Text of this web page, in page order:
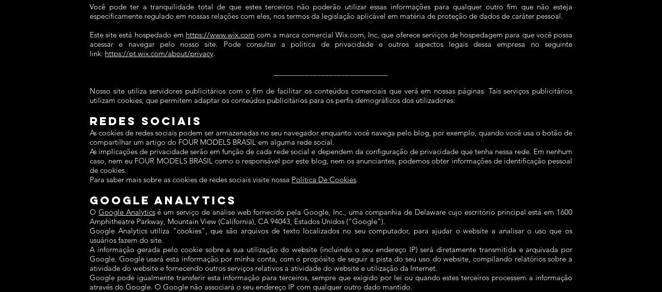
Você pode ter a tranquilidade total de que estes terceiros não poderão utilizar essas informações para qualquer outro fim que não esteja
especificamente regulado em nossas relações com eles, nos termos da legislação aplicável em matéria de proteção de dados de caráter pessoal.
Este site está hospedado em https://www.wix.com com a marca comercial Wix.com, Inc, que oferece serviços de hospedagem para que você possa
acessar e navegar pelo nosso site. Pode consultar a política de privacidade e outros aspectos legais dessa empresa no seguinte
link: https://pt.wix.com/about/privacy.
Nosso site utiliza servidores publicitários com o fim de facilitar os conteúdos comerciais que verá em nossas páginas. Tais serviços publicitários
utilizam cookies, que permitem adaptar os conteúdos publicitários para os perfis demográficos dos utilizadores:
Redes Sociais
As cookies de redes sociais podem ser armazenadas no seu navegador enquanto você navega pelo blog, por exemplo, quando você usa o botão de
compartilhar um artigo do FOUR MODELS BRASIL em alguma rede social.
As implicações de privacidade serão em função de cada rede social e dependem da configuração de privacidade que tenha nessa rede. Em nenhum
caso, nem eu FOUR MODELS BRASIL como o responsável por este blog, nem os anunciantes, podemos obter informações de identificação pessoal
de cookies.
Para saber mais sobre as cookies de redes sociais visite nossa Política De Cookies.
Google Analytics
O Google Analyticsé um serviço de análise web fornecido pela Google, Inc., uma companhia de Delaware cujo escritório principal está em 1600
Amphitheatre Parkway, Mountain View (California), CA 94043, Estados Unidos ("Google").
Google Analytics utiliza "cookies", que são arquivos de texto localizados no seu computador, para ajudar o website a analisar o uso que os
usuários fazem do site.
A informação gerada pelo cookie sobre a sua utilização do website (incluindo o seu endereço IP) será diretamente transmitida e arquivada por
Google. Google usará esta informação por minha conta, com o propósito de seguir a pista do seu uso do website, compilando relatórios sobre a
atividade do website e fornecendo outros serviços relativos a atividade do website e utilização da Internet.
Google pode igualmente transferir esta informação para terceiros, sempre que exigido por lei ou quando estes terceiros processem a informação
através do Google. O Google não associará o seu endereço IP com qualquer outro dado mantido.